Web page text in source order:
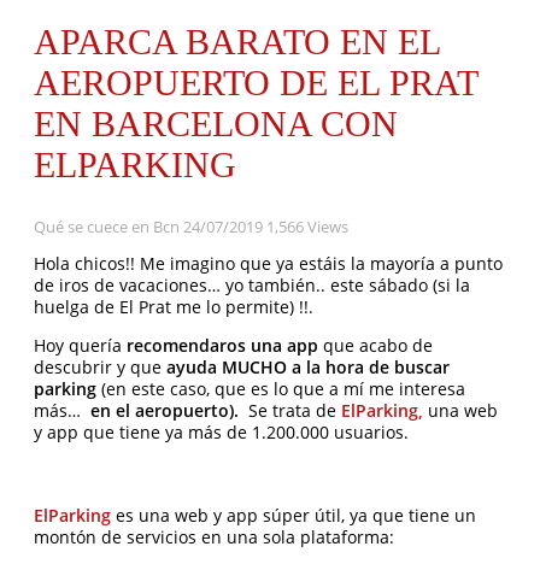
APARCA BARATO EN EL
AEROPUERTO DE EL PRAT
EN BARCELONA CON
ELPARKING
Qué se cuece en Bcn 24/07/2019 1,566 Views
Hola chicos!! Me imagino que ya estáis la mayoría a punto
de iros de vacaciones… yo también.. este sábado (si la
huelga de El Prat me lo permite) !!.
Hoy quería recomendaros una app que acabo de
descubrir y que ayuda MUCHO a la hora de buscar
parking (en este caso, que es lo que a mí me interesa
más… en el aeropuerto). Se trata de ElParking, una web
y app que tiene ya más de 1.200.000 usuarios.
ElParking es una web y app súper útil, ya que tiene un
montón de servicios en una sola plataforma: